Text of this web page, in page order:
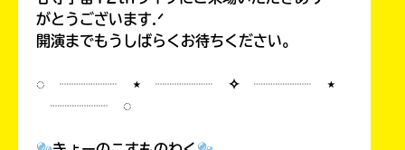
がとうございます.ᐟ
開演までもうしばらくお待ちください。
◌ ┈┈┈┈ ⋆ ┈┈┈┈ ✧ ┈┈┈┈ ⋆
┈┈┈┈ ◌